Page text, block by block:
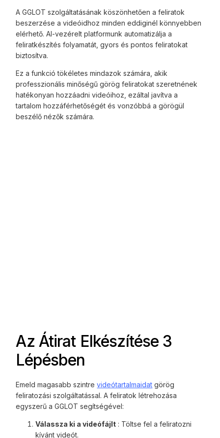
A GGLOT szolgáltatásának köszönhetően a feliratok
beszerzése a videóidhoz minden eddiginél könnyebben
elérhető. AI-vezérelt platformunk automatizálja a
feliratkészítés folyamatát, gyors és pontos feliratokat
biztosítva.
Ez a funkció tökéletes mindazok számára, akik
professzionális minőségű görög feliratokat szeretnének
hatékonyan hozzáadni videóihoz, ezáltal javítva a
tartalom hozzáférhetőségét és vonzóbbá a görögül
beszélő nézők számára.
Az Átirat Elkészítése 3
Lépésben
Emeld magasabb szintrevideótartalmaidat görög
feliratozási szolgáltatással. A feliratok létrehozása
egyszerű a GGLOT segítségével:
Válassza ki a videófájlt : Töltse fel a feliratozni
kívánt videót.